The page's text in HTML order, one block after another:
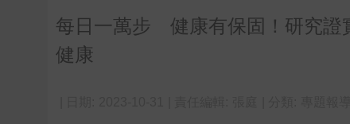
每日一萬步 健康有保固！研究證
健康